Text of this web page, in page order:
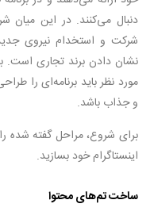
دنبال می‌کنند. در این
شرکت و استخدام نیروی
نشان دادن برند تجاری است.
مورد نظر باید برنامه‌ای را
و جذاب باشد.
برای شروع، مراحل گفته شده
اینستاگرام خود بسازید.
ساخت تم‌های محتوا